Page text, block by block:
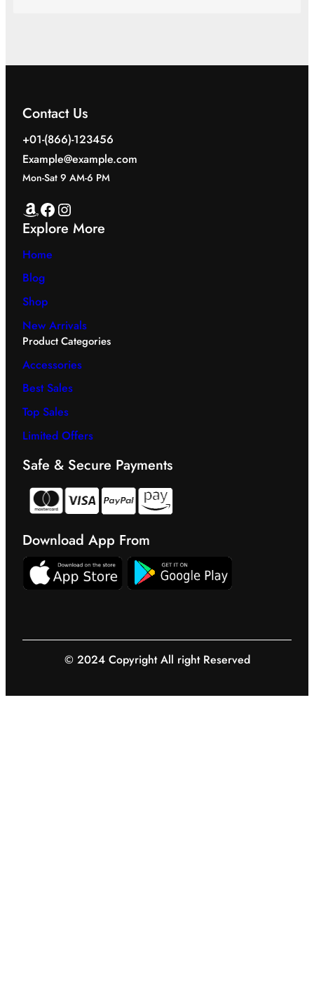
Contact Us
+01-(866)-123456
Example@example.com
Mon-Sat 9 AM-6 PM
Amazon Facebook Instagram
Explore More
Home
Blog
Shop
New Arrivals
Product Categories
Accessories
Best Sales
Top Sales
Limited Offers
Safe & Secure Payments
Download App From
© 2024 Copyright All right Reserved